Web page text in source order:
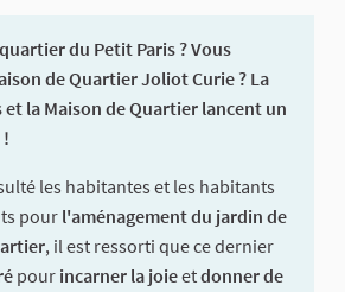
du Petit Paris ? Vous
de Quartier Joliot Curie ? La
et la Maison de Quartier lancent un
les habitantes et les habitants
pour l'aménagement du jardin de
, il est ressorti que ce dernier
pour incarner la joieetdonner de